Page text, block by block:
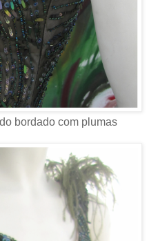
bordado com plumas